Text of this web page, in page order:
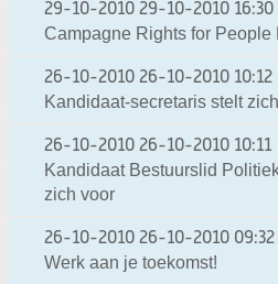
29-10-2010 29-10-2010 16:30
Campagne Rights for People
26-10-2010 26-10-2010 10:12
Kandidaat-secretaris stelt
26-10-2010 26-10-2010 10:11
Kandidaat Bestuurslid
zich voor
26-10-2010 26-10-2010 09:32
Werk aan je toekomst!